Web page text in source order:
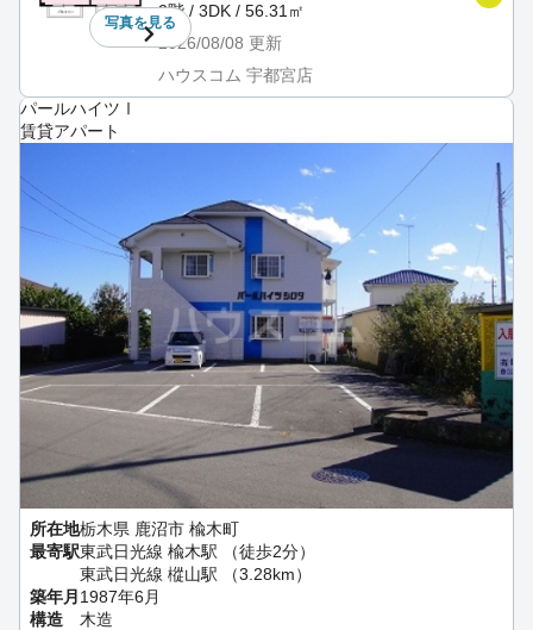
写真を見る
2階 / 3DK / 56.31㎡
2026/08/08 更新
ハウスコム 宇都宮店
パールハイツⅠ
賃貸アパート
所在地栃木県 鹿沼市 楡木町
最寄駅東武日光線 楡木駅 （徒歩2分）
東武日光線 樅山駅 （3.28km）
築年月1987年6月
構造
木造